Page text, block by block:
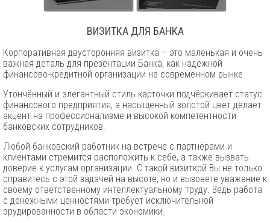
ВИЗИТКА ДЛЯ БАНКА
Корпоративная двусторонняя визитка – это маленькая и очень
важная деталь для презентации Банка, как надёжной
финансово-кредитной организации на современном рынке.
Утончённый и элегантный стиль карточки подчёркивает статус
финансового предприятия, а насыщенный золотой цвет делает
акцент на профессионализме и высокой компетентности
банковских сотрудников.
Любой банковский работник на встрече с партнёрами и
клиентами стремится расположить к себе, а также вызвать
доверие к услугам организации. С такой визиткой Вы не только
справитесь с этой задачей на высоте, но и вызовете уважение к
своему ответственному интеллектуальному труду. Ведь работа
с денежными ценностями требует исключительной
эрудированности в области экономики.